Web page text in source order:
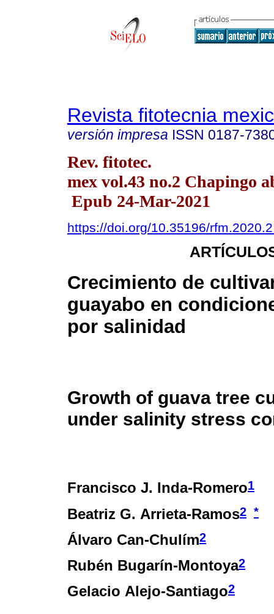
Revista fitotecnia
versión impresa ISSN 0187-
Rev. fitotec.
mex vol.43 no.2 Chapingo
Epub 24-Mar-2021
https://doi.org/10.35196/
Crecimiento de
guayabo en
por salinidad
Growth of guava tree
under salinity stress
Francisco J. Inda-Romero1
Beatriz G. Arrieta-Ramos2 *
Álvaro Can-Chulím2
Rubén Bugarín-Montoya2
Gelacio Alejo-Santiago2